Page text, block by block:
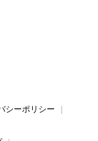
シーポリシー